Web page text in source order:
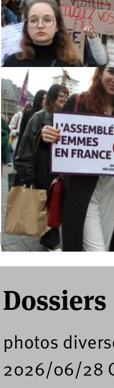
Formulaire de
Recherche
Dossiers
photos
2026/06/28